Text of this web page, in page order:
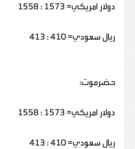
دولار امريكي= 1573 : 1558
ريال سعودي= 410 : 413
حضرموت:
دولار امريكي= 1573 : 1558
ريال سعودي= 410 : 413